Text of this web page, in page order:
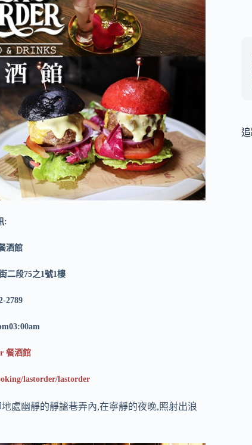
:
酒館
二段75之1號1樓
2789
餐酒館
lastorder/lastorder
處幽靜的靜謐巷弄內,在寧靜的夜晚,照射出浪